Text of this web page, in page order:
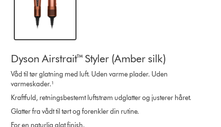
Dyson Airstrait™ Styler (Amber silk)
Våd til tør glatning med luft. Uden varme plader. Uden
varmeskader.¹
Kraftfuld, retningsbestemt luftstrøm udglatter og justerer håret.
Glatter fra vådt til tørt og forenkler din rutine.
For en naturlig glat finish.